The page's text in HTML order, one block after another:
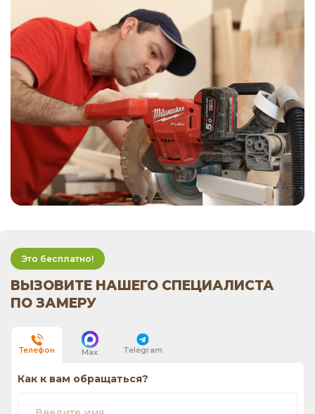
Это бесплатно!
ВЫЗОВИТЕ НАШЕГО СПЕЦИАЛИСТА
ПО ЗАМЕРУ
Телефон Max Telegram
Как к вам обращаться?